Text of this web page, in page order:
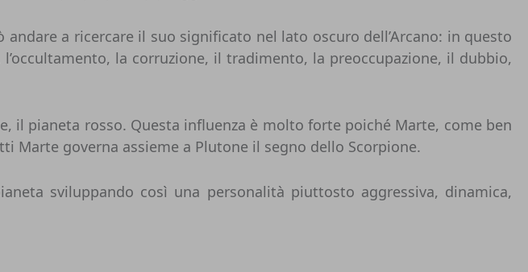
a ricercare il suo significato nel lato oscuro dell’Arcano: in questo
la corruzione, il tradimento, la preoccupazione, il dubbio,
pianeta rosso. Questa influenza è molto forte poiché Marte, come ben
Marte governa assieme a Plutone il segno dello Scorpione.
sviluppando così una personalità piuttosto aggressiva, dinamica,